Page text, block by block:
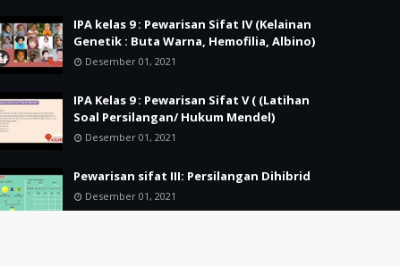
IPA kelas 9 : Pewarisan Sifat IV (Kelainan
Genetik : Buta Warna, Hemofilia, Albino)
Desember 01, 2021
IPA Kelas 9 : Pewarisan Sifat V ( (Latihan
Soal Persilangan/ Hukum Mendel)
Desember 01, 2021
Pewarisan sifat III: Persilangan Dihibrid
Desember 01, 2021